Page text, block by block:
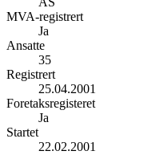
MVA-registrert
Ja
Ansatte
35
Registrert
25.04.2001
Foretaksregisteret
Ja
Startet
22.02.2001